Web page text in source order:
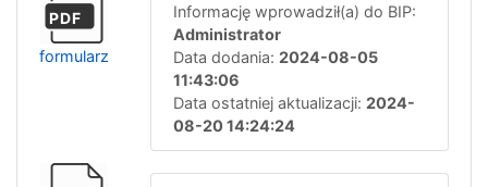
PDF
formularz
Informację wprowadził(a) do BIP:
Administrator
Data dodania: 2024-08-05
11:43:06
Data ostatniej aktualizacji: 2024-
08-20 14:24:24